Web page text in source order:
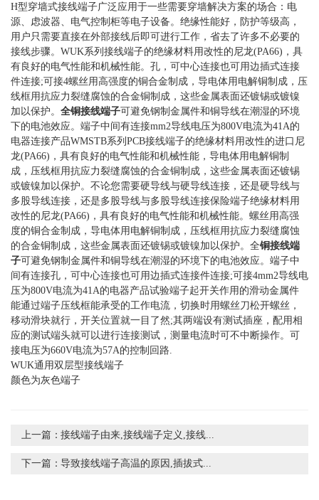
H型穿墙式接线端子广泛应用于一些需要穿墙解决方案的场合：电
源、虑波器、电气控制柜等电子设备。绝缘性能好，防护等级高，
用户只需要直接在外部接线后即可进行工作，省去了许多不必要的
接线步骤。WUK系列接线端子的绝缘材料用改性的尼龙(PA66)，具
有良好的电气性能和机械性能。孔，可中心连接也可用边插式连接
件连接;可接4螺丝用高强度的铜合金制成，导电体用电解铜制成，压
线框用抗应力裂缝腐蚀的合金铜制成，这些金属表面还镀锡或镀镍
加以保护。 全铜接线端子可避免钢制金属件和铜导线在潮湿的环境
下的电池效应。端子中间有连接mm2导线电压为800V电流为41A的
电器连接产品WMSTB系列PCB接线端子的绝缘材料用改性的进口尼
龙(PA66)，具有良好的电气性能和机械性能，导电体用电解铜制
成，压线框用抗应力裂缝腐蚀的合金铜制成，这些金属表面还镀锡
或镀镍加以保护。不论您需要硬导线与硬导线连接，还是硬导线与
多股导线连接，还是多股导线与多股导线连接保险端子绝缘材料用
改性的尼龙(PA66)，具有良好的电气性能和机械性能。螺丝用高强
度的铜合金制成，导电体用电解铜制成，压线框用抗应力裂缝腐蚀
的合金铜制成，这些金属表面还镀锡或镀镍加以保护。全铜接线端
子可避免钢制金属件和铜导线在潮湿的环境下的电池效应。端子中
间有连接孔，可中心连接也可用边插式连接件连接;可接4mm2导线电
压为800V电流为41A的电器产品试验端子起开关作用的滑动金属件
能通过端子压线框能承受的工作电流，切换时用螺丝刀松开螺丝，
移动滑块就行，开关位置就一目了然;其两端设有测试插座，配用相
应的测试端头就可以进行连接测试，测量电流时可不中断操作。可
接电压为660V电流为57A的控制回路.
WUK通用双层型接线端子
颜色为灰色端子
上一篇：接线端子由来,接线端子定义,接线...
下一篇：导致接线端子高温的原因,插拔式...